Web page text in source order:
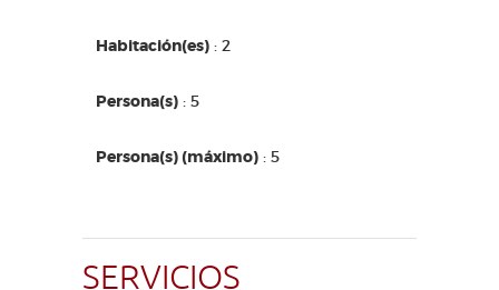
Habitación(es) : 2
Persona(s) : 5
Persona(s) (máximo) : 5
SERVICIOS